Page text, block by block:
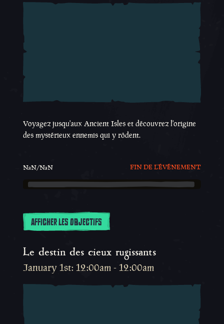
Voyagez jusqu'aux Ancient Isles et découvrez l'origine
des mystérieux ennemis qui y rôdent.
NaN/NaN FIN DE L'ÉVÉNEMENT
AFFICHER LES OBJECTIFS
Le destin des cieux rugissants
January 1st: 12:00am - 12:00am